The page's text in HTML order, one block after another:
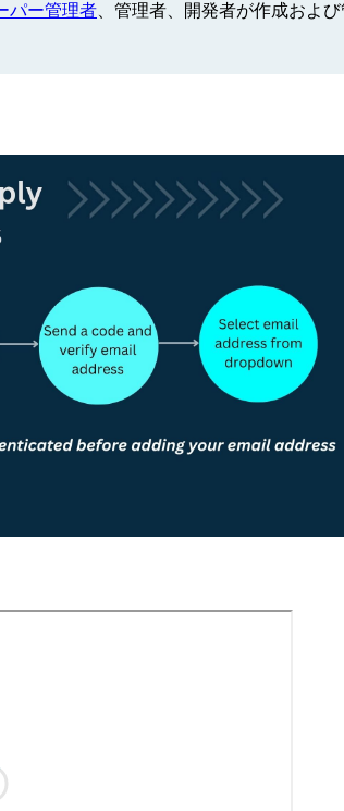
パー管理者 、管理者、開発者が作成およ